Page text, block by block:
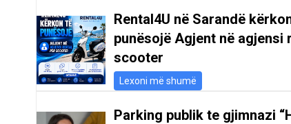
Rental4U në Sarandë
punësojë Agjent në agjensi
scooter
Lexoni më shumë
Parking publik te gjimnazi